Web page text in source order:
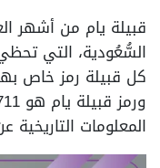
قبيلة يام من أشهر
السُّعُودية، التي
كل قبيلة رمز خاص
المعلومات التاريخية